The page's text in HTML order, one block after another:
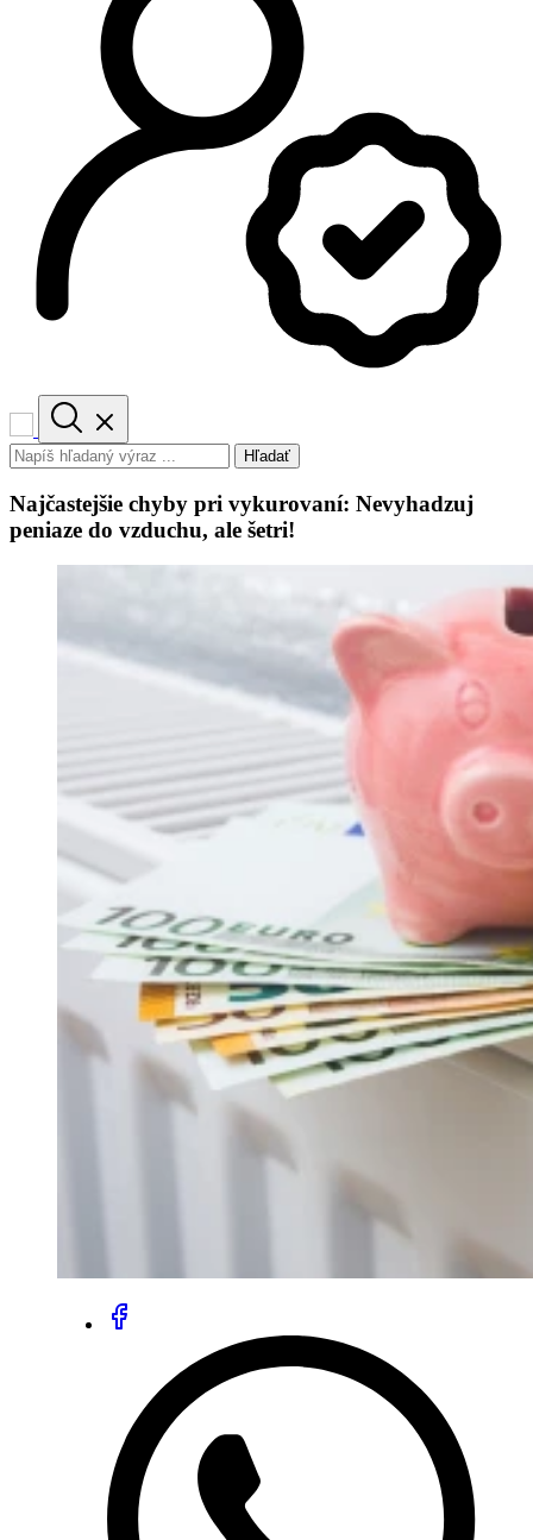
Hľadať
Najčastejšie chyby pri vykurovaní: Nevyhadzuj
peniaze do vzduchu, ale šetri!